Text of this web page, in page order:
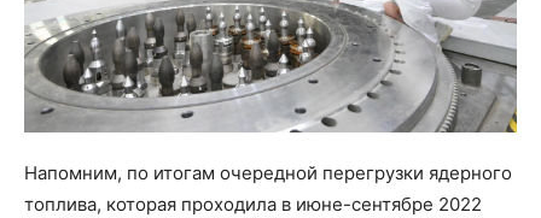
Напомним, по итогам очередной перегрузки ядерного
топлива, которая проходила в июне-сентябре 2022